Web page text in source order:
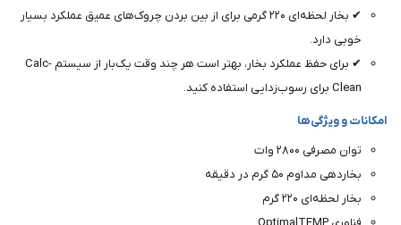
✔ بخار لحظه‌ای ۲۲۰ گرمی برای از بین بردن چروک‌های عمیق عملکرد بسیار
خوبی دارد.
✔ برای حفظ عملکرد بخار، بهتر است هر چند وقت یک‌بار از سیستم Calc-
Clean برای رسوب‌زدایی استفاده کنید.
امکانات و ویژگی‌ها
توان مصرفی ۲۸۰۰ وات
بخاردهی مداوم ۵۰ گرم در دقیقه
بخار لحظه‌ای ۲۲۰ گرم